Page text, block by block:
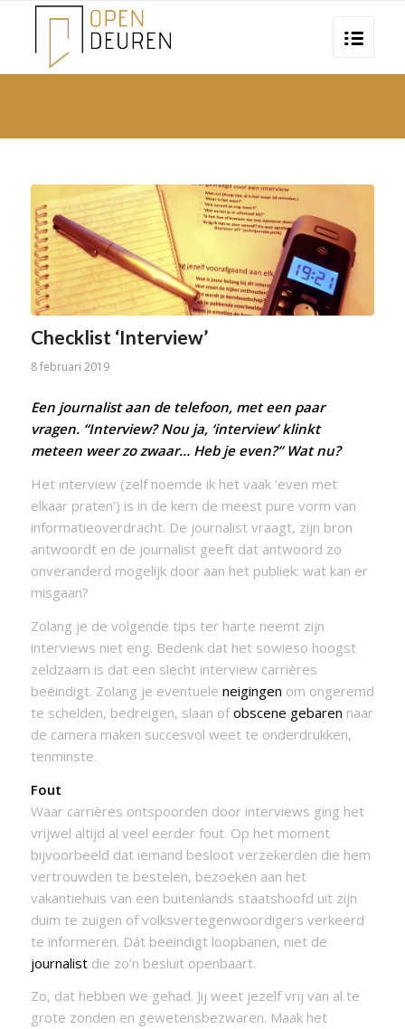
Checklist ‘Interview’
8 februari 2019
Een journalist aan de telefoon, met een paar
vragen. “Interview? Nou ja, ‘interview’ klinkt
meteen weer zo zwaar… Heb je even?” Wat nu?
Het interview (zelf noemde ik het vaak ‘even met
elkaar praten’) is in de kern de meest pure vorm van
informatieoverdracht. De journalist vraagt, zijn bron
antwoordt en de journalist geeft dat antwoord zo
onveranderd mogelijk door aan het publiek: wat kan er
misgaan?
Zolang je de volgende tips ter harte neemt zijn
interviews niet eng. Bedenk dat het sowieso hoogst
zeldzaam is dat een slecht interview carrières
beëindigt. Zolang je eventuele neigingen om ongeremd
te schelden, bedreigen, slaan ofobscene gebaren naar
de camera maken succesvol weet te onderdrukken,
tenminste.
Fout
Waar carrières ontspoorden door interviews ging het
vrijwel altijd al veel eerder fout. Op het moment
bijvoorbeeld dat iemand besloot verzekerden die hem
vertrouwden te bestelen, bezoeken aan het
vakantiehuis van een buitenlands staatshoofd uit zijn
duim te zuigen of volksvertegenwoordigers verkeerd
te informeren. Dát beëindigt loopbanen, niet de
journalistdie zo’n besluit openbaart.
Zo, dat hebben we gehad. Jij weet jezelf vrij van al te
grote zonden en gewetensbezwaren. Maak het